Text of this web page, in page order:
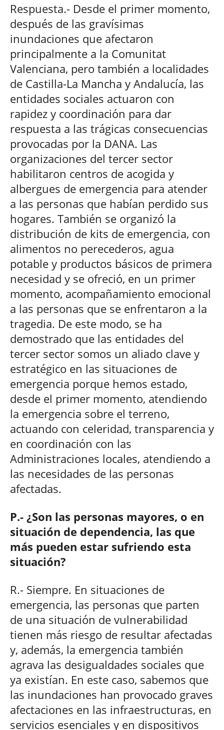
Respuesta.- Desde el primer momento,
después de las gravísimas
inundaciones que afectaron
principalmente a la Comunitat
Valenciana, pero también a localidades
de Castilla-La Mancha y Andalucía, las
entidades sociales actuaron con
rapidez y coordinación para dar
respuesta a las trágicas consecuencias
provocadas por la DANA. Las
organizaciones del tercer sector
habilitaron centros de acogida y
albergues de emergencia para atender
a las personas que habían perdido sus
hogares. También se organizó la
distribución de kits de emergencia, con
alimentos no perecederos, agua
potable y productos básicos de primera
necesidad y se ofreció, en un primer
momento, acompañamiento emocional
a las personas que se enfrentaron a la
tragedia. De este modo, se ha
demostrado que las entidades del
tercer sector somos un aliado clave y
estratégico en las situaciones de
emergencia porque hemos estado,
desde el primer momento, atendiendo
la emergencia sobre el terreno,
actuando con celeridad, transparencia y
en coordinación con las
Administraciones locales, atendiendo a
las necesidades de las personas
afectadas.
P.- ¿Son las personas mayores, o en
situación de dependencia, las que
más pueden estar sufriendo esta
situación?
R.- Siempre. En situaciones de
emergencia, las personas que parten
de una situación de vulnerabilidad
tienen más riesgo de resultar afectadas
y, además, la emergencia también
agrava las desigualdades sociales que
ya existían. En este caso, sabemos que
las inundaciones han provocado graves
afectaciones en las infraestructuras, en
servicios esenciales y en dispositivos